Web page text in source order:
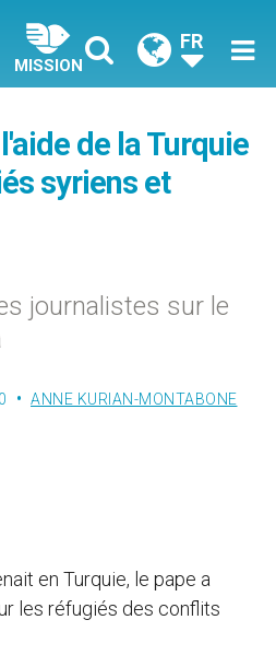
MISSION
FR
de la Turquie
syriens et
journalistes sur le
ANNE KURIAN-MONTABONE
en Turquie, le pape a
les réfugiés des conflits